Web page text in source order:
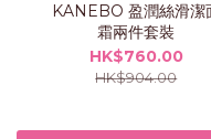
KANEBO 盈潤絲滑潔
霜兩件套裝
HK$760.00
HK$904.00